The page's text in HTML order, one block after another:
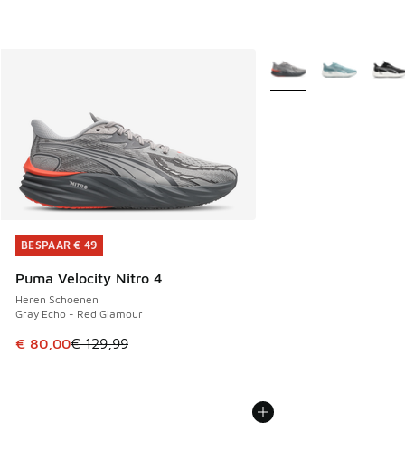
BESPAAR € 49
Puma Velocity Nitro 4
Heren Schoenen
Gray Echo - Red Glamour
Dit artikel is in de uitverkoop. Dit artikel is in de
€ 80,00€ 129,99
BESPAAR € 49
Meer kleuren